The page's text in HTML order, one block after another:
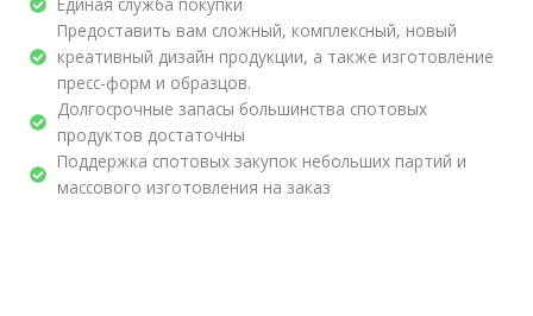
Предоставить вам сложный, комплексный, новый
креативный дизайн продукции, а также изготовление
пресс-форм и образцов.
Долгосрочные запасы большинства спотовых
продуктов достаточны
Поддержка спотовых закупок небольших партий и
массового изготовления на заказ